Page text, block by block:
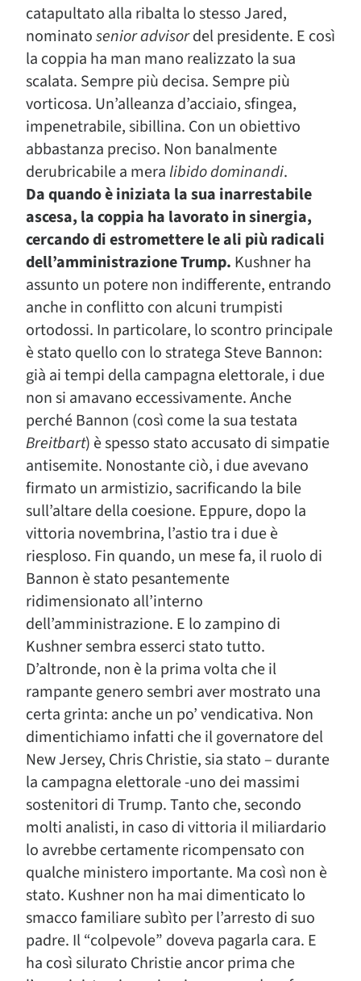
catapultato alla ribalta lo stesso Jared,
nominatosenior advisordel presidente. E così
la coppia ha man mano realizzato la sua
scalata. Sempre più decisa. Sempre più
vorticosa. Un’alleanza d’acciaio, sfingea,
impenetrabile, sibillina. Con un obiettivo
abbastanza preciso. Non banalmente
derubricabile a mera libido dominandi.
Da quando è iniziata la sua inarrestabile
ascesa, la coppia ha lavorato in sinergia,
cercando di estromettere le ali più radicali
dell’amministrazione Trump. Kushner ha
assunto un potere non indifferente, entrando
anche in conflitto con alcuni trumpisti
ortodossi. In particolare, lo scontro principale
è stato quello con lo stratega Steve Bannon:
già ai tempi della campagna elettorale, i due
non si amavano eccessivamente. Anche
perché Bannon (così come la sua testata
Breitbart) è spesso stato accusato di simpatie
antisemite. Nonostante ciò, i due avevano
firmato un armistizio, sacrificando la bile
sull’altare della coesione. Eppure, dopo la
vittoria novembrina, l’astio tra i due è
riesploso. Fin quando, un mese fa, il ruolo di
Bannon è stato pesantemente
ridimensionato all’interno
dell’amministrazione. E lo zampino di
Kushner sembra esserci stato tutto.
D’altronde, non è la prima volta che il
rampante genero sembri aver mostrato una
certa grinta: anche un po’ vendicativa. Non
dimentichiamo infatti che il governatore del
New Jersey, Chris Christie, sia stato – durante
la campagna elettorale -uno dei massimi
sostenitori di Trump. Tanto che, secondo
molti analisti, in caso di vittoria il miliardario
lo avrebbe certamente ricompensato con
qualche ministero importante. Ma così non è
stato. Kushner non ha mai dimenticato lo
smacco familiare subìto per l’arresto di suo
padre. Il “colpevole” doveva pagarla cara. E
ha così silurato Christie ancor prima che